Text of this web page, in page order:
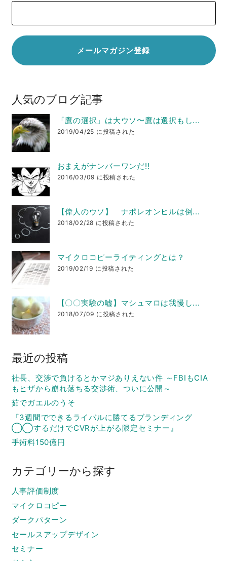
人気のブログ記事
「鷹の選択」は大ウソ〜鷹は選択もし...
2019/04/25 に投稿された
おまえがナンバーワンだ!!
2016/03/09 に投稿された
【偉人のウソ】 ナポレオンヒルは倒...
2018/02/28 に投稿された
マイクロコピーライティングとは？
2019/02/19 に投稿された
【〇〇実験の嘘】マシュマロは我慢し...
2018/07/09 に投稿された
最近の投稿
社長、交渉で負けるとかマジありえない件 ～FBIもCIA
もヒザから崩れ落ちる交渉術、ついに公開～
茹でガエルのうそ
『3週間でできるライバルに勝てるブランディング
◯◯するだけでCVRが上がる限定セミナー』
手術料150億円
カテゴリーから探す
人事評価制度
マイクロコピー
ダークパターン
セールスアップデザイン
セミナー